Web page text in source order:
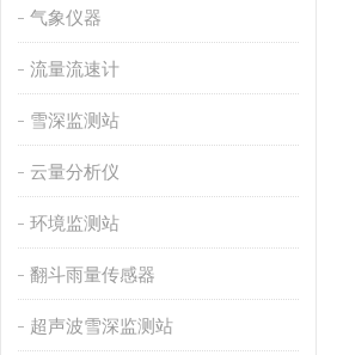
气象仪器
流量流速计
雪深监测站
云量分析仪
环境监测站
翻斗雨量传感器
超声波雪深监测站